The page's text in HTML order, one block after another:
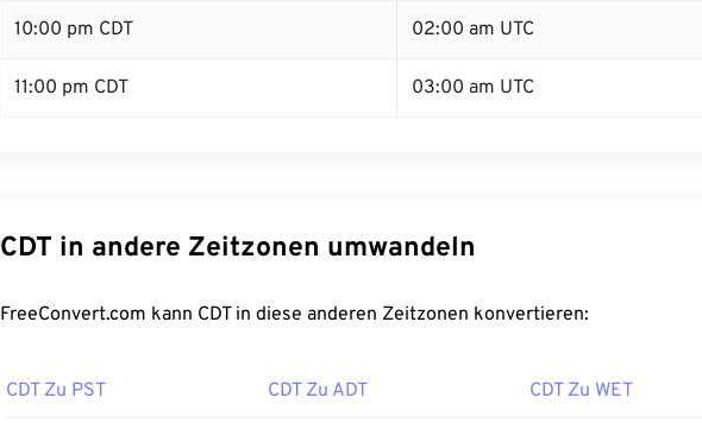
10:00 pm CDT 02:00 am UTC
11:00 pm CDT 03:00 am UTC
CDT in andere Zeitzonen umwandeln
FreeConvert.com kann CDT in diese anderen Zeitzonen konvertieren:
CDT Zu PST CDT Zu ADT CDT Zu WET